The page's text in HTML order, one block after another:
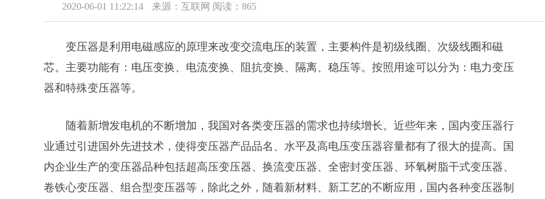
2020-06-01 11:22:14 来源：互联网 阅读：865
变压器是利用电磁感应的原理来改变交流电压的装置，主要构件是初级线圈、次级线圈和磁
芯。主要功能有：电压变换、电流变换、阻抗变换、隔离、稳压等。按照用途可以分为：电力变压
器和特殊变压器等。
随着新增发电机的不断增加，我国对各类变压器的需求也持续增长。近些年来，国内变压器行
业通过引进国外先进技术，使得变压器产品品名、水平及高电压变压器容量都有了很大的提高。国
内企业生产的变压器品种包括超高压变压器、换流变压器、全密封变压器、环氧树脂干式变压器、
卷铁心变压器、组合型变压器等，除此之外，随着新材料、新工艺的不断应用，国内各种变压器制